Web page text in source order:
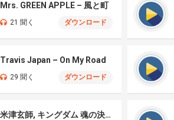
Mrs. GREEN APPLE – 風と町
21 聞く ダウンロード
Travis Japan – On My Road
29 聞く ダウンロード
米津玄師, キングダム 魂の決戦 – 公開記念PV